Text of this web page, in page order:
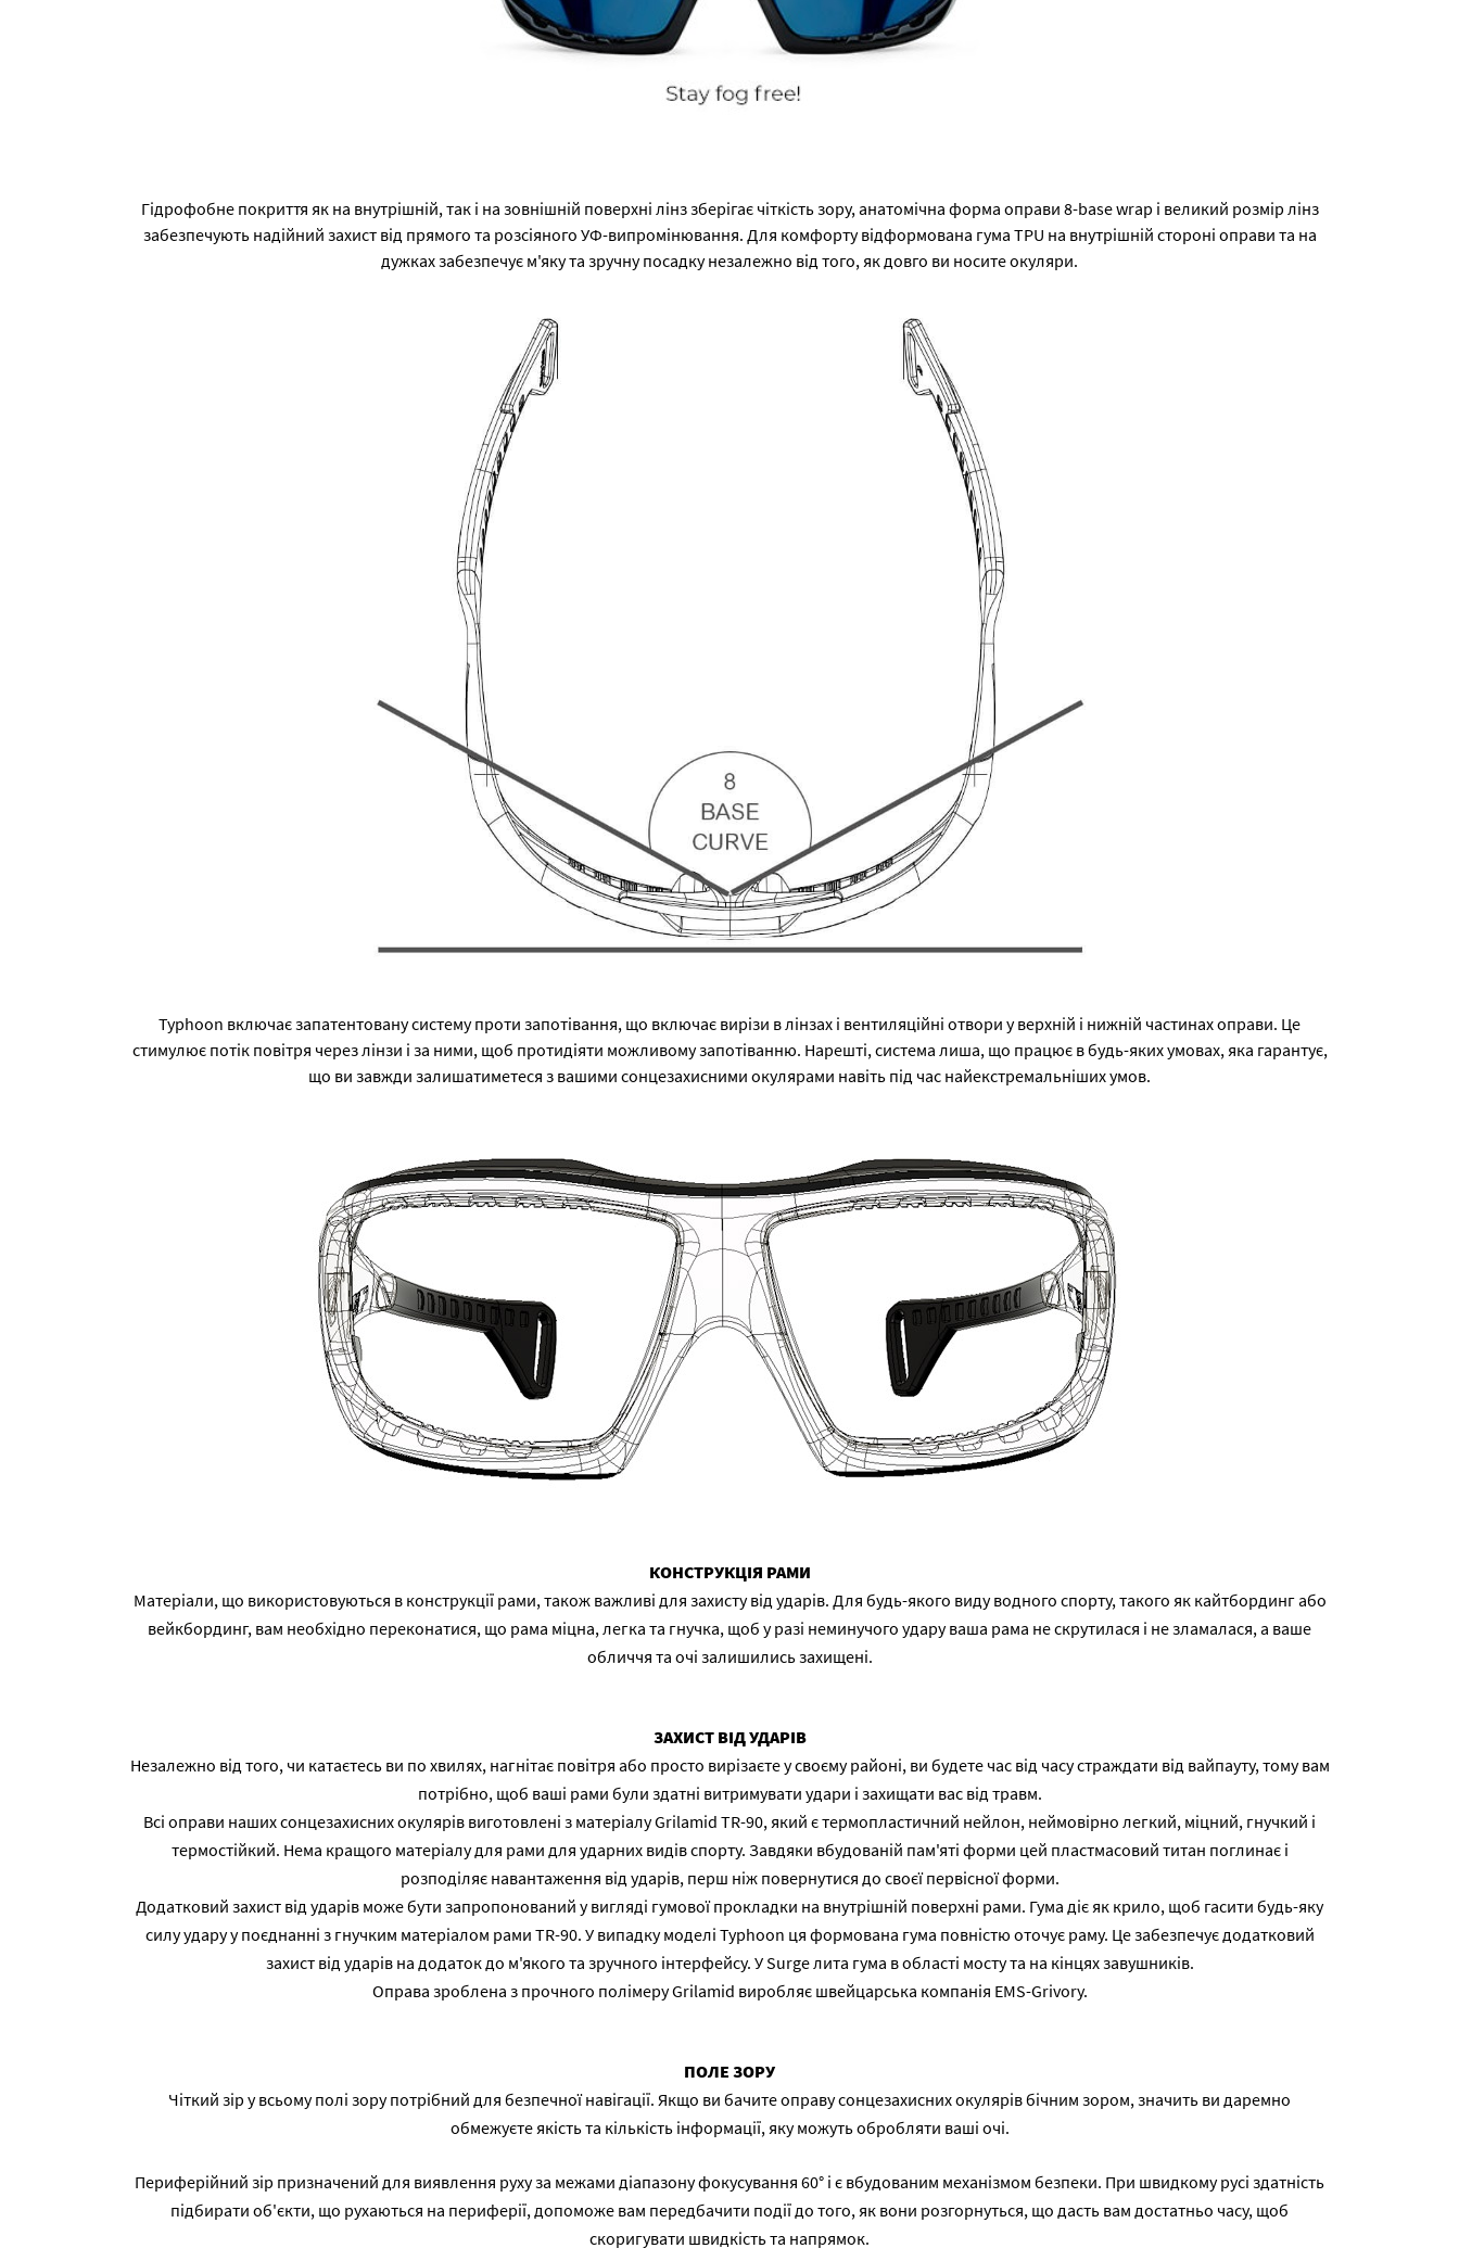
Гідрофобне покриття як на внутрішній, так і на зовнішній поверхні лінз зберігає чіткість зору, анатомічна форма оправи 8-base wrap і великий розмір лінз
забезпечують надійний захист від прямого та розсіяного УФ-випромінювання. Для комфорту відформована гума TPU на внутрішній стороні оправи та на
дужках забезпечує м'яку та зручну посадку незалежно від того, як довго ви носите окуляри.
Typhoon включає запатентовану систему проти запотівання, що включає вирізи в лінзах і вентиляційні отвори у верхній і нижній частинах оправи. Це
стимулює потік повітря через лінзи і за ними, щоб протидіяти можливому запотіванню. Нарешті, система лиша, що працює в будь-яких умовах, яка гарантує,
що ви завжди залишатиметеся з вашими сонцезахисними окулярами навіть під час найекстремальніших умов.
КОНСТРУКЦІЯ РАМИ
Матеріали, що використовуються в конструкції рами, також важливі для захисту від ударів. Для будь-якого виду водного спорту, такого як кайтбординг або
вейкбординг, вам необхідно переконатися, що рама міцна, легка та гнучка, щоб у разі неминучого удару ваша рама не скрутилася і не зламалася, а ваше
обличчя та очі залишились захищені.
ЗАХИСТ ВІД УДАРІВ
Незалежно від того, чи катаєтесь ви по хвилях, нагнітає повітря або просто вирізаєте у своєму районі, ви будете час від часу страждати від вайпауту, тому вам
потрібно, щоб ваші рами були здатні витримувати удари і захищати вас від травм.
Всі оправи наших сонцезахисних окулярів виготовлені з матеріалу Grilamid TR-90, який є термопластичний нейлон, неймовірно легкий, міцний, гнучкий і
термостійкий. Нема кращого матеріалу для рами для ударних видів спорту. Завдяки вбудованій пам'яті форми цей пластмасовий титан поглинає і
розподіляє навантаження від ударів, перш ніж повернутися до своєї первісної форми.
Додатковий захист від ударів може бути запропонований у вигляді гумової прокладки на внутрішній поверхні рами. Гума діє як крило, щоб гасити будь-яку
силу удару у поєднанні з гнучким матеріалом рами TR-90. У випадку моделі Typhoon ця формована гума повністю оточує раму. Це забезпечує додатковий
захист від ударів на додаток до м'якого та зручного інтерфейсу. У Surge лита гума в області мосту та на кінцях завушників.
Оправа зроблена з прочного полімеру Grilamid виробляє швейцарська компанія EMS-Grivory.
ПОЛЕ ЗОРУ
Чіткий зір у всьому полі зору потрібний для безпечної навігації. Якщо ви бачите оправу сонцезахисних окулярів бічним зором, значить ви даремно
обмежуєте якість та кількість інформації, яку можуть обробляти ваші очі.
Периферійний зір призначений для виявлення руху за межами діапазону фокусування 60° і є вбудованим механізмом безпеки. При швидкому русі здатність
підбирати об'єкти, що рухаються на периферії, допоможе вам передбачити події до того, як вони розгорнуться, що дасть вам достатньо часу, щоб
скоригувати швидкість та напрямок.